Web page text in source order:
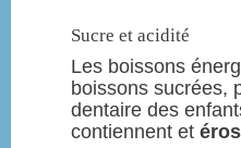
Sucre et acidité
Les boissons
boissons sucrées,
dentaire des
contiennent et